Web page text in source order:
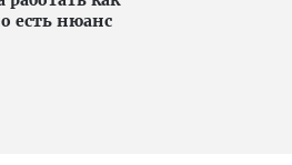
есть нюанс